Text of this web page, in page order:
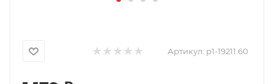
Артикул: p1-19211.60